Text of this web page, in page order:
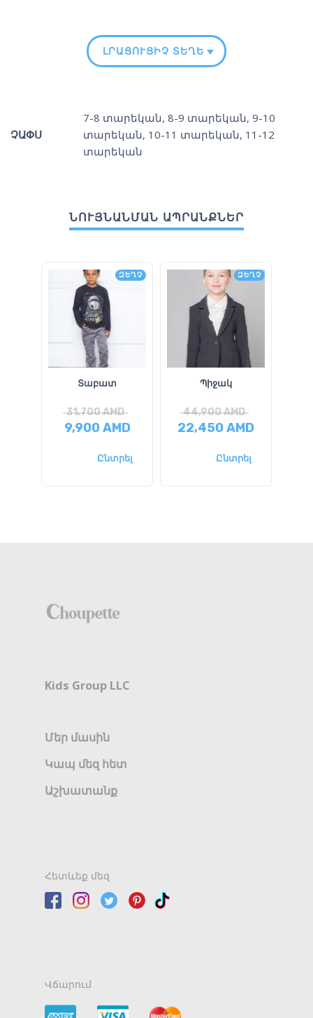
ԼՐԱՑՈՒՑԻՉ ՏԵՂԵԿՈՒԹՅՈՒՆ
ՉԱՓՍ
7-8 տարեկան, 8-9 տարեկան, 9-10
տարեկան, 10-11 տարեկան, 11-12
տարեկան
ՆՈՒՅՆԱՆՄԱՆ ԱՊՐԱՆՔՆԵՐ
ԶԵՂՉ
Տաբատ
31,700AMD
9,900AMD
Ընտրել
ԶԵՂՉ
Պիջակ
44,900AMD
22,450AMD
Ընտրել
Kids Group LLC
Մեր մասին
Կապ մեզ հետ
Աշխատանք
Հետևեք մեզ
Վճարում